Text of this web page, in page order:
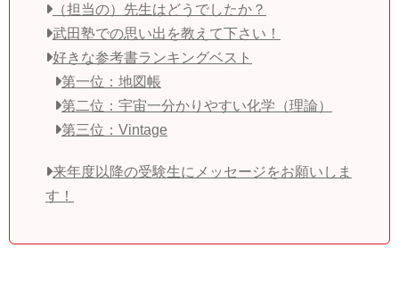
（担当の）先生はどうでしたか？
武田塾での思い出を教えて下さい！
好きな参考書ランキングベスト
第一位：地図帳
第二位：宇宙一分かりやすい化学（理論）
第三位：Vintage
来年度以降の受験生にメッセージをお願いしま
す！